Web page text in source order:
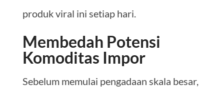
produk viral ini setiap hari.
Membedah Potensi
Komoditas Impor
Sebelum memulai pengadaan skala besar,